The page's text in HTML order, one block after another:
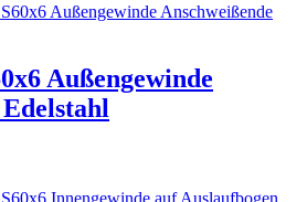
Außengewinde